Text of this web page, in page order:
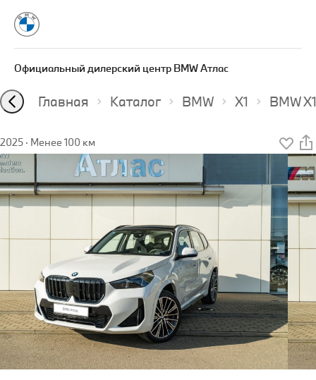
Официальный дилерский центр BMW Атлас
Главная Каталог BMW X1 BMW
2025 · Менее 100 км